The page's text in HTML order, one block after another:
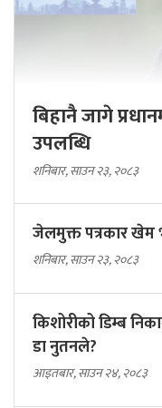
बिहानै जागे
उपलब्धि
शनिबार, साउन २३, २०८३
जेलमुक्त पत्रकार खेम
शनिबार, साउन २३, २०८३
किशोरीको डिम्ब
डा नुतनले?
आइतबार, साउन २४, २०८३